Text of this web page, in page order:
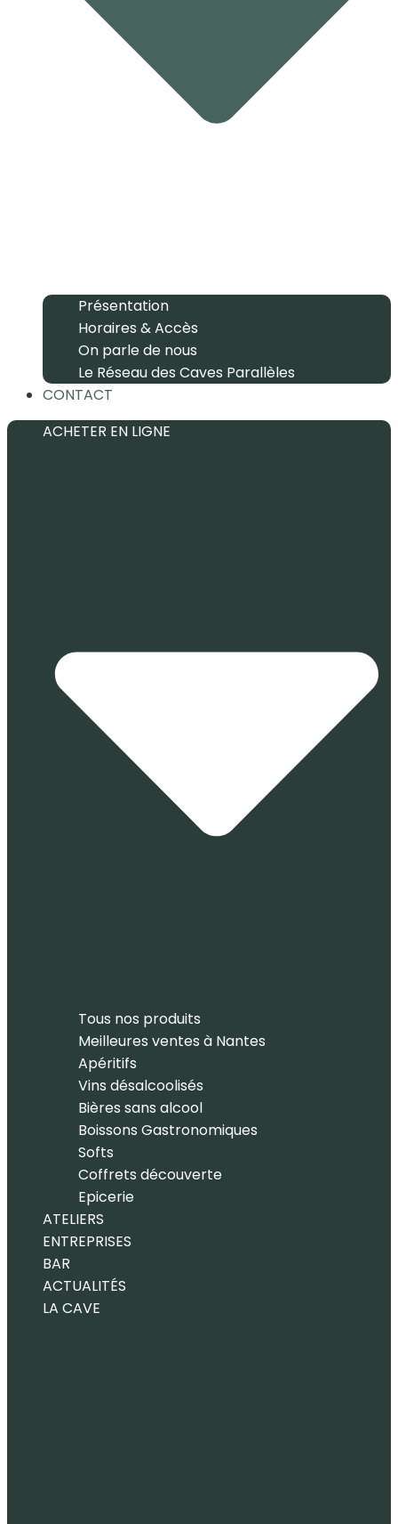
Présentation
Horaires & Accès
On parle de nous
Le Réseau des Caves Parallèles
CONTACT
ACHETER EN LIGNE
Tous nos produits
Meilleures ventes à Nantes
Apéritifs
Vins désalcoolisés
Bières sans alcool
Boissons Gastronomiques
Softs
Coffrets découverte
Epicerie
ATELIERS
ENTREPRISES
BAR
ACTUALITÉS
LA CAVE